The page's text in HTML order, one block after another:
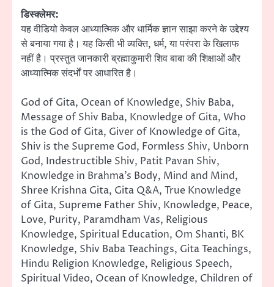
डिस्क्लेमर:
यह वीडियो केवल आध्यात्मिक और धार्मिक ज्ञान साझा करने के उद्देश्य
से बनाया गया है। यह किसी भी व्यक्ति, धर्म, या परंपरा के खिलाफ
नहीं है। प्रस्तुत जानकारी ब्रह्माकुमारी शिव बाबा की शिक्षाओं और
आध्यात्मिक संदर्भों पर आधारित है।
God of Gita, Ocean of Knowledge, Shiv Baba,
Message of Shiv Baba, Knowledge of Gita, Who
is the God of Gita, Giver of Knowledge of Gita,
Shiv is the Supreme God, Formless Shiv, Unborn
God, Indestructible Shiv, Patit Pavan Shiv,
Knowledge in Brahma’s Body, Mind and Mind,
Shree Krishna Gita, Gita Q&A, True Knowledge
of Gita, Supreme Father Shiv, Knowledge, Peace,
Love, Purity, Paramdham Vas, Religious
Knowledge, Spiritual Education, Om Shanti, BK
Knowledge, Shiv Baba Teachings, Gita Teachings,
Hindu Religion Knowledge, Religious Speech,
Spiritual Video, Ocean of Knowledge, Children of